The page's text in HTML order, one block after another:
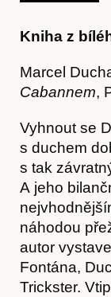
Kniha z
Marcel
Cabannem,
Vyhnout se
s duchem
s tak
A jeho
náhodou
autor
Fontána,
Trickster.